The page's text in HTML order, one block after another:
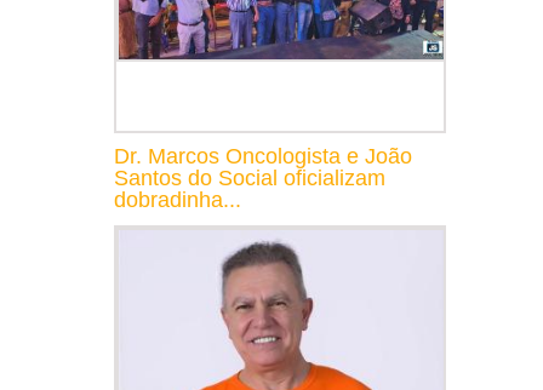
Dr. Marcos Oncologista e João
Santos do Social oficializam
dobradinha...